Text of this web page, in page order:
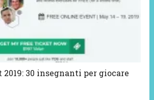
30 insegnanti per giocare